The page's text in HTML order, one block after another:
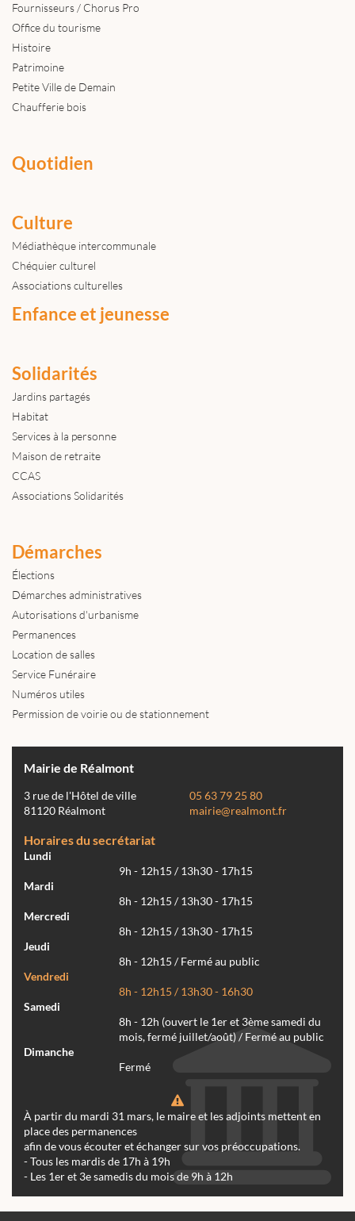
Fournisseurs / Chorus Pro
Office du tourisme
Histoire
Patrimoine
Petite Ville de Demain
Chaufferie bois
Quotidien
Culture
Médiathèque intercommunale
Chéquier culturel
Associations culturelles
Enfance et jeunesse
Solidarités
Jardins partagés
Habitat
Services à la personne
Maison de retraite
CCAS
Associations Solidarités
Démarches
Élections
Démarches administratives
Autorisations d'urbanisme
Permanences
Location de salles
Service Funéraire
Numéros utiles
Permission de voirie ou de stationnement
Mairie de Réalmont
3 rue de l'Hôtel de ville
81120 Réalmont
05 63 79 25 80
mairie@realmont.fr
Horaires du secrétariat
Lundi
9h - 12h15 / 13h30 - 17h15
Mardi
8h - 12h15 / 13h30 - 17h15
Mercredi
8h - 12h15 / 13h30 - 17h15
Jeudi
8h - 12h15 / Fermé au public
Vendredi
8h - 12h15 / 13h30 - 16h30
Samedi
8h - 12h (ouvert le 1er et 3ème samedi du
mois, fermé juillet/août) / Fermé au public
Dimanche
Fermé
À partir du mardi 31 mars, le maire et les adjoints mettent en
place des permanences
afin de vous écouter et échanger sur vos préoccupations.
- Tous les mardis de 17h à 19h
- Les 1er et 3e samedis du mois de 9h à 12h